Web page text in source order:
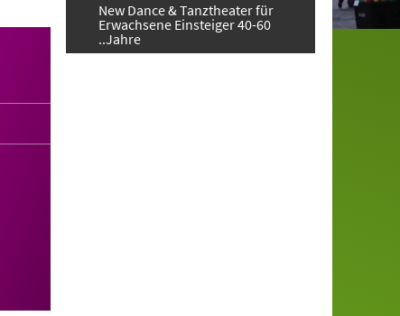
New Dance & Tanztheater für
Erwachsene Einsteiger 40-60
..Jahre